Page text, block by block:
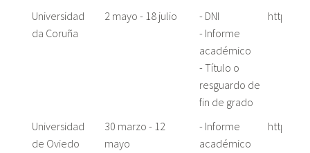
Universidad
da Coruña
2 mayo - 18 julio
- DNI
- Informe
académico
- Título o
resguardo de
fin de grado
https://
Universidad
de Oviedo
30 marzo - 12
mayo
- Informe
académico
https://